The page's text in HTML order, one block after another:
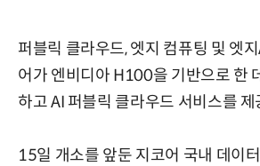
퍼블릭 클라우드, 엣지 컴퓨팅 및 엣
어가 엔비디아 H100을 기반으로 한
하고 AI 퍼블릭 클라우드 서비스를
15일 개소를 앞둔 지코어 국내 데이